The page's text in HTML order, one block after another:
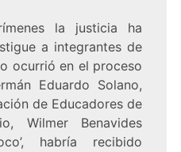
la justicia ha
a integrantes de
ocurrió en el proceso
Eduardo Solano,
de Educadores de
Wilmer Benavides
habría recibido